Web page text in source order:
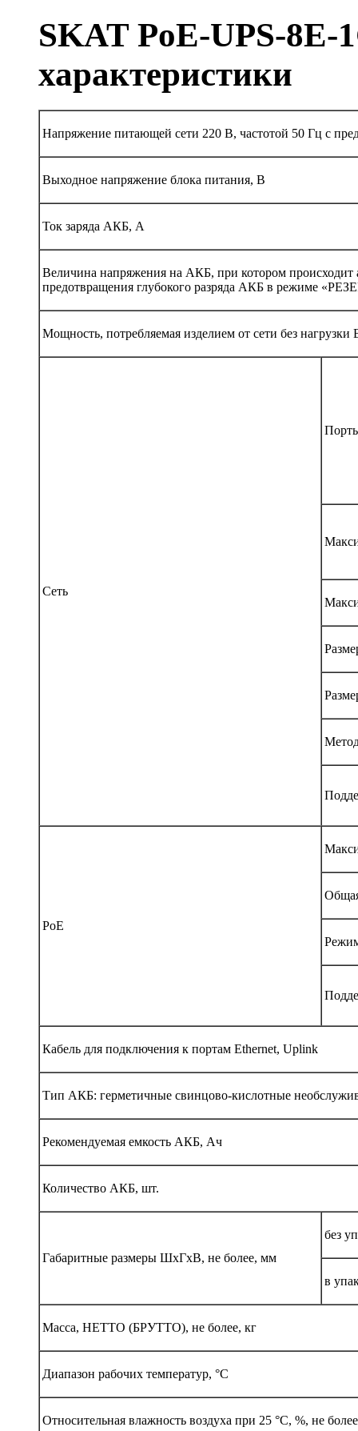
SKAT PoE-UPS-8E-
характеристики
Напряжение питающей сети 220 В, частотой 50 Гц с
Выходное напряжение блока питания, В
Ток заряда АКБ, А
Величина напряжения на АКБ, при котором происходит
предотвращения глубокого разряда АКБ в режиме
Мощность, потребляемая изделием от сети без нагрузки
Сеть
PoE
Кабель для подключения к портам Ethernet, Uplink
Тип АКБ: герметичные свинцово-кислотные
Рекомендуемая емкость АКБ, Ач
Количество АКБ, шт.
Габаритные размеры ШхГхВ, не более, мм
без
в
Масса, НЕТТО (БРУТТО), не более, кг
Диапазон рабочих температур, °С
Относительная влажность воздуха при 25 °С, %, не более